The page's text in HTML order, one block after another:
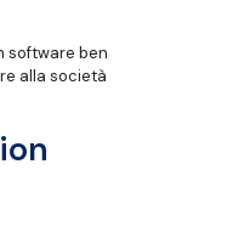
software ben
alla società